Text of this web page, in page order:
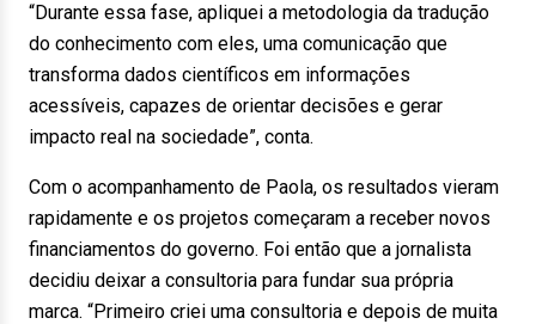
“Durante essa fase, apliquei a metodologia da tradução
do conhecimento com eles, uma comunicação que
transforma dados científicos em informações
acessíveis, capazes de orientar decisões e gerar
impacto real na sociedade”, conta.
Com o acompanhamento de Paola, os resultados vieram
rapidamente e os projetos começaram a receber novos
financiamentos do governo. Foi então que a jornalista
decidiu deixar a consultoria para fundar sua própria
marca. “Primeiro criei uma consultoria e depois de muita